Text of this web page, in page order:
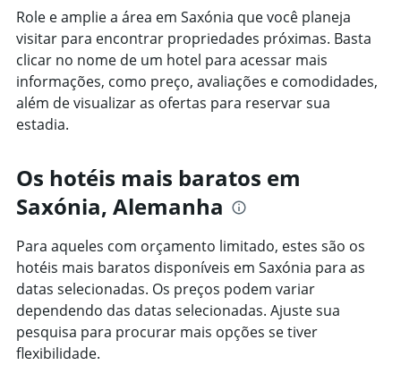
exibindo
o
preço
médio
de
um
quarto
Role e amplie a área em Saxónia que você planeja
visitar para encontrar propriedades próximas. Basta
clicar no nome de um hotel para acessar mais
informações, como preço, avaliações e comodidades,
além de visualizar as ofertas para reservar sua
estadia.
Os hotéis mais baratos em
Saxónia, Alemanha
Para aqueles com orçamento limitado, estes são os
hotéis mais baratos disponíveis em Saxónia para as
datas selecionadas. Os preços podem variar
dependendo das datas selecionadas. Ajuste sua
pesquisa para procurar mais opções se tiver
flexibilidade.